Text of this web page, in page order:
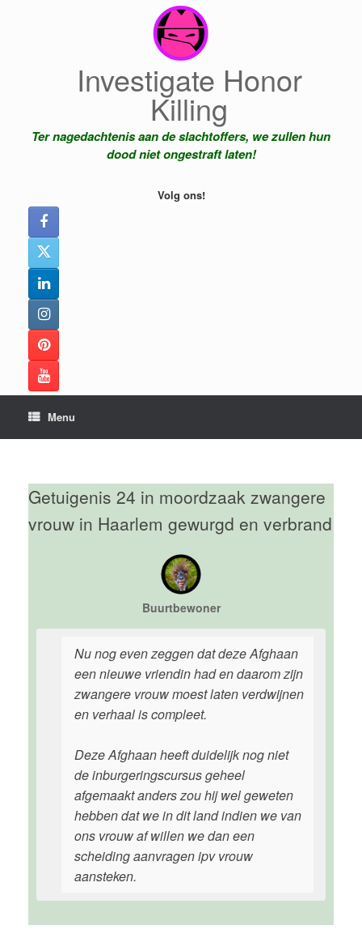
Investigate Honor
Killing
Ter nagedachtenis aan de slachtoffers, we zullen hun
dood niet ongestraft laten!
Volg ons!
Menu
Getuigenis 24 in moordzaak zwangere
vrouw in Haarlem gewurgd en verbrand
Buurtbewoner
Nu nog even zeggen dat deze Afghaan
een nieuwe vriendin had en daarom zijn
zwangere vrouw moest laten verdwijnen
en verhaal is compleet.
Deze Afghaan heeft duidelijk nog niet
de inburgeringscursus geheel
afgemaakt anders zou hij wel geweten
hebben dat we in dit land indien we van
ons vrouw af willen we dan een
scheiding aanvragen ipv vrouw
aansteken.